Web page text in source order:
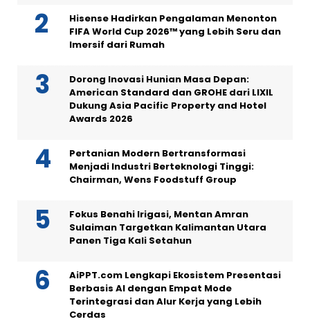
Hisense Hadirkan Pengalaman Menonton
FIFA World Cup 2026™ yang Lebih Seru dan
Imersif dari Rumah
Dorong Inovasi Hunian Masa Depan:
American Standard dan GROHE dari LIXIL
Dukung Asia Pacific Property and Hotel
Awards 2026
Pertanian Modern Bertransformasi
Menjadi Industri Berteknologi Tinggi:
Chairman, Wens Foodstuff Group
Fokus Benahi Irigasi, Mentan Amran
Sulaiman Targetkan Kalimantan Utara
Panen Tiga Kali Setahun
AiPPT.com Lengkapi Ekosistem Presentasi
Berbasis AI dengan Empat Mode
Terintegrasi dan Alur Kerja yang Lebih
Cerdas